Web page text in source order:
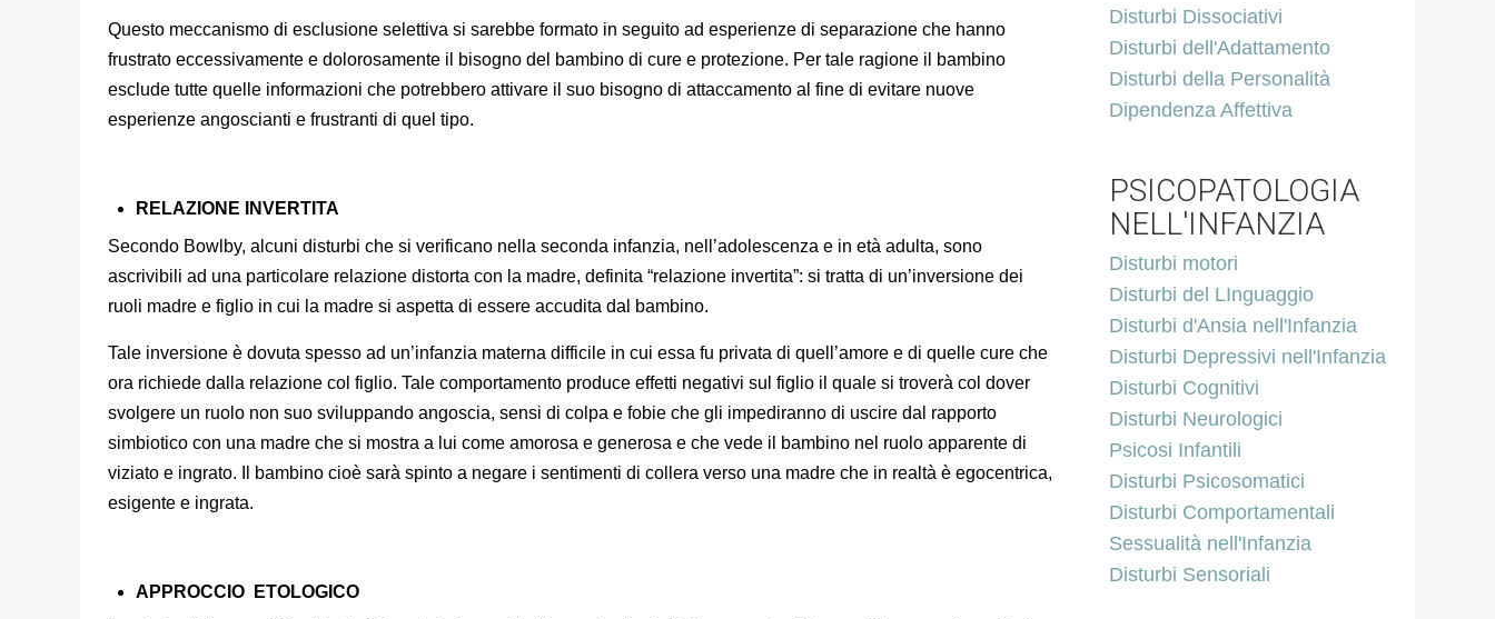
Questo meccanismo di esclusione selettiva si sarebbe formato in seguito ad esperienze di separazione che hanno
frustrato eccessivamente e dolorosamente il bisogno del bambino di cure e protezione. Per tale ragione il bambino
esclude tutte quelle informazioni che potrebbero attivare il suo bisogno di attaccamento al fine di evitare nuove
esperienze angoscianti e frustranti di quel tipo.
RELAZIONE INVERTITA
Secondo Bowlby, alcuni disturbi che si verificano nella seconda infanzia, nell’adolescenza e in età adulta, sono
ascrivibili ad una particolare relazione distorta con la madre, definita “relazione invertita”: si tratta di un’inversione dei
ruoli madre e figlio in cui la madre si aspetta di essere accudita dal bambino.
Tale inversione è dovuta spesso ad un’infanzia materna difficile in cui essa fu privata di quell’amore e di quelle cure che
ora richiede dalla relazione col figlio. Tale comportamento produce effetti negativi sul figlio il quale si troverà col dover
svolgere un ruolo non suo sviluppando angoscia, sensi di colpa e fobie che gli impediranno di uscire dal rapporto
simbiotico con una madre che si mostra a lui come amorosa e generosa e che vede il bambino nel ruolo apparente di
viziato e ingrato. Il bambino cioè sarà spinto a negare i sentimenti di collera verso una madre che in realtà è egocentrica,
esigente e ingrata.
APPROCCIO ETOLOGICO
Disturbi Dissociativi
Disturbi dell'Adattamento
Disturbi della Personalità
Dipendenza Affettiva
PSICOPATOLOGIA
NELL'INFANZIA
Disturbi motori
Disturbi del LInguaggio
Disturbi d'Ansia nell'Infanzia
Disturbi Depressivi nell'Infanzia
Disturbi Cognitivi
Disturbi Neurologici
Psicosi Infantili
Disturbi Psicosomatici
Disturbi Comportamentali
Sessualità nell'Infanzia
Disturbi Sensoriali